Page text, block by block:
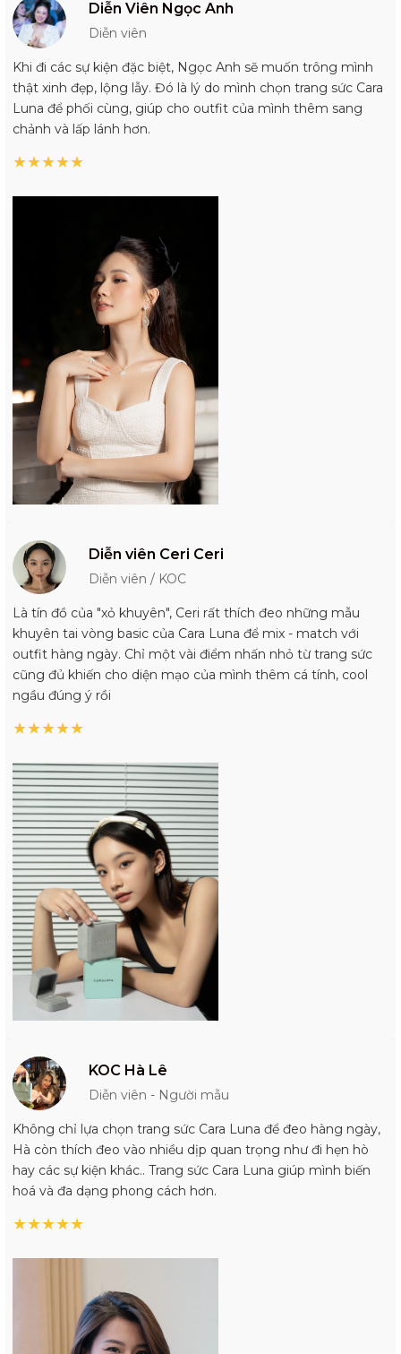
Diễn Viên Ngọc Anh
Diễn viên
Khi đi các sự kiện đặc biệt, Ngọc Anh sẽ muốn trông mình
thật xinh đẹp, lộng lẫy. Đó là lý do mình chọn trang sức Cara
Luna để phối cùng, giúp cho outfit của mình thêm sang
chảnh và lấp lánh hơn.
★★★★★
Diễn viên Ceri Ceri
Diễn viên / KOC
Là tín đồ của "xỏ khuyên", Ceri rất thích đeo những mẫu
khuyên tai vòng basic của Cara Luna để mix - match với
outfit hàng ngày. Chỉ một vài điểm nhấn nhỏ từ trang sức
cũng đủ khiến cho diện mạo của mình thêm cá tính, cool
ngầu đúng ý rồi
★★★★★
KOC Hà Lê
Diễn viên - Người mẫu
Không chỉ lựa chọn trang sức Cara Luna để đeo hàng ngày,
Hà còn thích đeo vào nhiều dịp quan trọng như đi hẹn hò
hay các sự kiện khác.. Trang sức Cara Luna giúp mình biến
hoá và đa dạng phong cách hơn.
★★★★★